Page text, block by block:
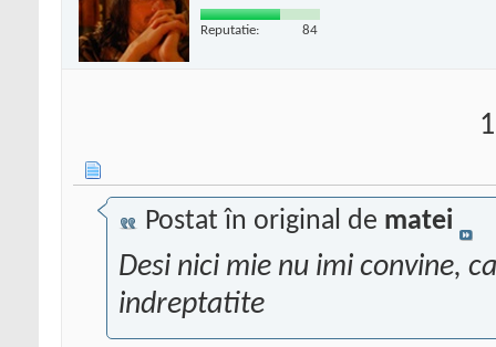
Reputatie: 84
Postat în original de matei
Desi nici mie nu imi convine,
indreptatite